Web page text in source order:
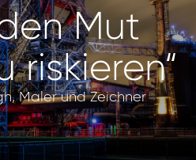
Maler und Zeichner
Mut
riskieren“